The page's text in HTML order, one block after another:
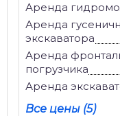
Аренда
Аренда
экскаватора
Аренда
погрузчика
Аренда
Все цены (5)